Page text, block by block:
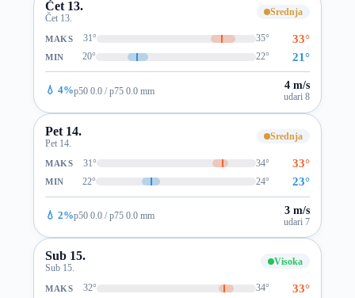
Čet 13.
Čet 13.
Srednja
MAKS 31° 35° 33°
MIN 20° 22° 21°
💧 4%p50 0.0 / p75 0.0 mm 4 m/s
udari 8
Pet 14.
Pet 14.
Srednja
MAKS 31° 34° 33°
MIN 22° 24° 23°
💧 2%p50 0.0 / p75 0.0 mm 3 m/s
udari 7
Sub 15.
Sub 15.
Visoka
MAKS 32° 34° 33°